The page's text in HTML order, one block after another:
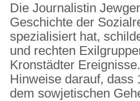
Die Journalistin
Geschichte der
spezialisiert hat,
und rechten
Kronstädter
Hinweise darauf, dass
dem sowjetischen